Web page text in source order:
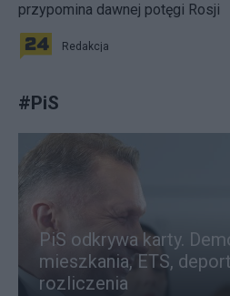
przypomina dawnej potęgi Rosji
Redakcja
#PiS
PiS odkrywa karty.
mieszkania, ETS,
rozliczenia